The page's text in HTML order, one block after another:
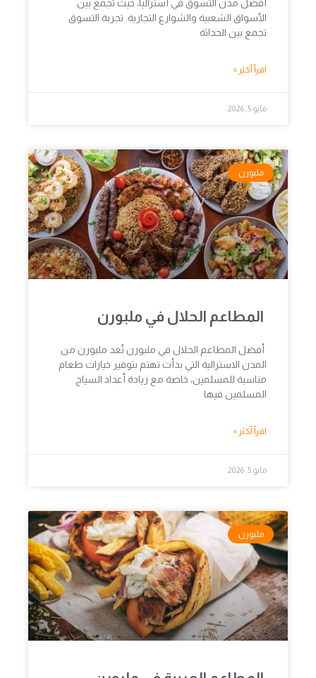
أفضل مدن التسوق في أستراليا، حيث تجمع بين
الأسواق الشعبية والشوارع التجارية. تجربة التسوق
تجمع بين الحداثة
اقرأ أكثر »
مايو 5, 2026
ملبورن
المطاعم الحلال في ملبورن
أفضل المطاعم الحلال في ملبورن تُعد ملبورن من
المدن الاسترالية التي بدأت تهتم بتوفير خيارات طعام
مناسبة للمسلمين، خاصة مع زيادة أعداد السياح
المسلمين فيها
اقرأ أكثر »
مايو 5, 2026
ملبورن